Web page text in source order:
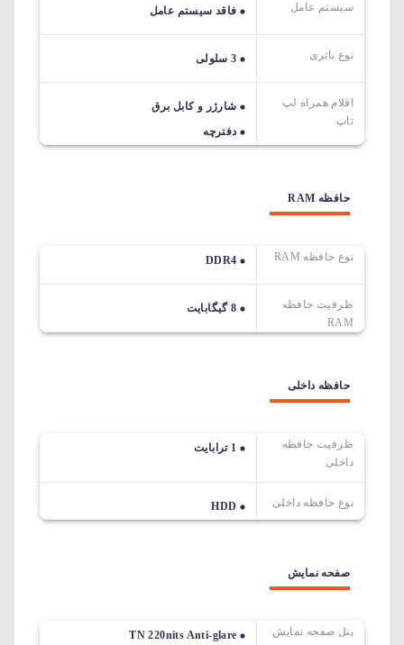
سیستم عامل فاقد سیستم عامل
نوع باتری 3 سلولی
اقلام همراه لپ
تاپ
شارژر و کابل برق
دفترچه
حافظه RAM
نوع حافظه RAM DDR4
ظرفیت حافظه
RAM
8 گیگابایت
حافظه داخلی
ظرفیت حافظه
داخلی
1 ترابایت
نوع حافظه داخلی HDD
صفحه نمایش
پنل صفحه نمایش TN 220nits Anti-glare